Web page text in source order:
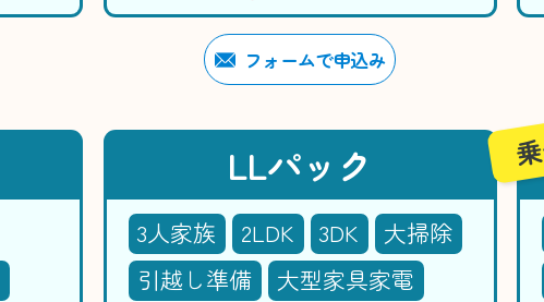
フォームで申込み
LLパック
3人家族 2LDK 3DK
大掃除
引越し準備
大型家具家電